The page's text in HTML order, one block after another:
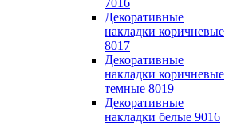
7016
Декоративные
накладки коричневые
8017
Декоративные
накладки коричневые
темные 8019
Декоративные
накладки белые 9016